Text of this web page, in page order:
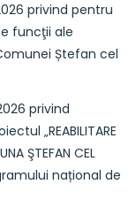
privind pentru
funcţii ale
Ștefan cel
privind
„REABILITARE
ŞTEFAN CEL
național de